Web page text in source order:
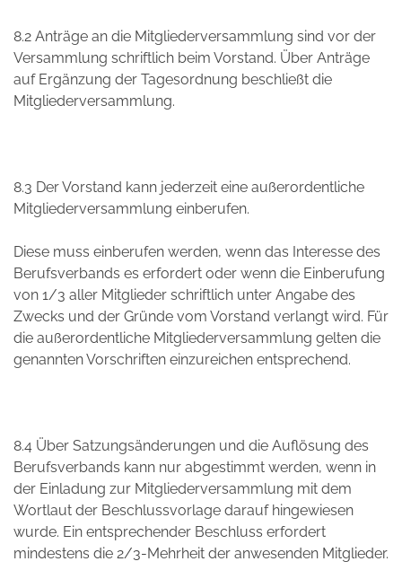
8.2 Anträge an die Mitgliederversammlung sind vor der
Versammlung schriftlich beim Vorstand. Über Anträge
auf Ergänzung der Tagesordnung beschließt die
Mitgliederversammlung.
8.3 Der Vorstand kann jederzeit eine außerordentliche
Mitgliederversammlung einberufen.
Diese muss einberufen werden, wenn das Interesse des
Berufsverbands es erfordert oder wenn die Einberufung
von 1/3 aller Mitglieder schriftlich unter Angabe des
Zwecks und der Gründe vom Vorstand verlangt wird. Für
die außerordentliche Mitgliederversammlung gelten die
genannten Vorschriften einzureichen entsprechend.
8.4 Über Satzungsänderungen und die Auflösung des
Berufsverbands kann nur abgestimmt werden, wenn in
der Einladung zur Mitgliederversammlung mit dem
Wortlaut der Beschlussvorlage darauf hingewiesen
wurde. Ein entsprechender Beschluss erfordert
mindestens die 2/3-Mehrheit der anwesenden Mitglieder.